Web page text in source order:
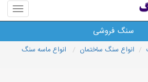
منوی
سایت
سنگ
سنگ فروشی
انواع سنگ ساختمان
انواع ماسه سنگ